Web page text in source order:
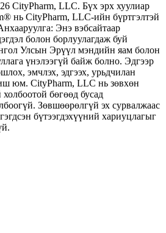
CityPharm, LLC. Бүх эрх хуулиар
нь CityPharm, LLC-ийн бүртгэлтэй
Энэ вэбсайтаар
болон борлуулагдаж буй
Улсын Эрүүл мэндийн яам болон
үнэлээгүй байж болно. Эдгээр
эмчлэх, эдгээх, урьдчилан
юм. CityPharm, LLC нь зөвхөн
бөгөөд бусад
Зөвшөөрөлгүй эх сурвалжаас
бүтээгдэхүүний хариуцлагыг